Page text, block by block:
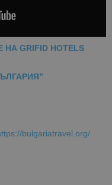
GRIFID HOTELS
bulgariatravel.org/